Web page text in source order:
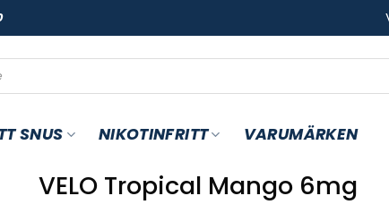
SNUS NIKOTINFRITT VARUMÄRKEN
VELO Tropical Mango 6mg